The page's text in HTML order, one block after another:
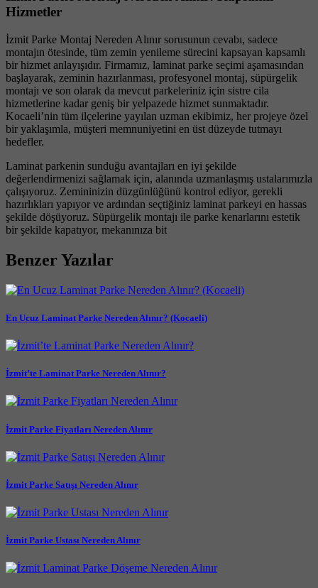
Hizmetler
İzmit Parke Montaj Nereden Alınır sorusunun cevabı, sadece
montajın ötesinde, tüm zemin yenileme sürecini kapsayan kapsamlı
bir hizmet anlayışıdır. Firmamız, laminat parke seçimi aşamasından
başlayarak, zeminin hazırlanması, profesyonel montaj, süpürgelik
montajı ve son olarak da mevcut parkeleriniz için sistre cila
hizmetlerine kadar geniş bir yelpazede hizmet sunmaktadır.
Kocaeli’nin tüm ilçelerine yayılan uzman ekibimiz, her projeye özel
bir yaklaşımla, müşteri memnuniyetini en üst düzeyde tutmayı
hedefler.
Laminat parkenin sunduğu avantajları en iyi şekilde
değerlendirmenizi sağlamak için, alanında uzmanlaşmış ustalarımızla
çalışıyoruz. Zemininizin düzgünlüğünü kontrol ediyor, gerekli
hazırlıkları yapıyor ve ardından seçtiğiniz laminat parkeyi en hassas
şekilde döşüyoruz. Süpürgelik montajı ile parke kenarlarını estetik
bir şekilde kapatıyor, mekanınıza bit
Benzer Yazılar
En Ucuz Laminat Parke Nereden Alınır? (Kocaeli)
İzmit’te Laminat Parke Nereden Alınır?
İzmit Parke Fiyatları Nereden Alınır
İzmit Parke Satışı Nereden Alınır
İzmit Parke Ustası Nereden Alınır